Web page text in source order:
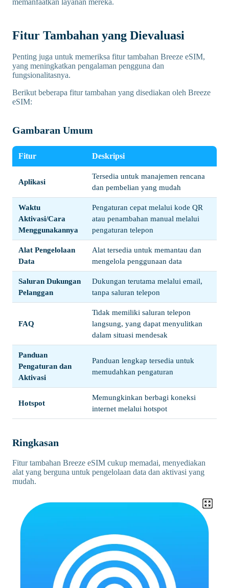
Fitur Tambahan yang Dievaluasi
Penting juga untuk memeriksa fitur tambahan Breeze eSIM,
yang meningkatkan pengalaman pengguna dan
fungsionalitasnya.
Berikut beberapa fitur tambahan yang disediakan oleh Breeze
eSIM:
Gambaran Umum
Fitur Deskripsi
Aplikasi
Tersedia untuk manajemen rencana
dan pembelian yang mudah
Waktu
Aktivasi/Cara
Menggunakannya
Pengaturan cepat melalui kode QR
atau penambahan manual melalui
pengaturan telepon
Alat Pengelolaan
Data
Alat tersedia untuk memantau dan
mengelola penggunaan data
Saluran Dukungan
Pelanggan
Dukungan terutama melalui email,
tanpa saluran telepon
FAQ
Tidak memiliki saluran telepon
langsung, yang dapat menyulitkan
dalam situasi mendesak
Panduan
Pengaturan dan
Aktivasi
Panduan lengkap tersedia untuk
memudahkan pengaturan
Hotspot
Memungkinkan berbagi koneksi
internet melalui hotspot
Ringkasan
Fitur tambahan Breeze eSIM cukup memadai, menyediakan
alat yang berguna untuk pengelolaan data dan aktivasi yang
mudah.